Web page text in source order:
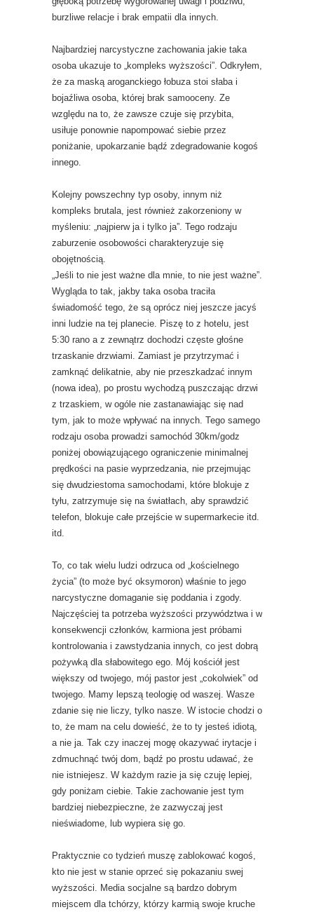
burzliwe relacje i brak empatii dla innych.
Najbardziej narcystyczne zachowania jakie taka
osoba ukazuje to „kompleks wyższości”. Odkryłem,
że za maską aroganckiego łobuza stoi słaba i
bojaźliwa osoba, której brak samooceny. Ze
względu na to, że zawsze czuje się przybita,
usiłuje ponownie napompować siebie przez
poniżanie, upokarzanie bądź zdegradowanie kogoś
innego.
Kolejny powszechny typ osoby, innym niż
kompleks brutala, jest również zakorzeniony w
myśleniu: „najpierw ja i tylko ja”. Tego rodzaju
zaburzenie osobowości charakteryzuje się
obojętnością.
„Jeśli to nie jest ważne dla mnie, to nie jest ważne”.
Wygląda to tak, jakby taka osoba traciła
świadomość tego, że są oprócz niej jeszcze jacyś
inni ludzie na tej planecie. Piszę to z hotelu, jest
5:30 rano a z zewnątrz dochodzi częste głośne
trzaskanie drzwiami. Zamiast je przytrzymać i
zamknąć delikatnie, aby nie przeszkadzać innym
(nowa idea), po prostu wychodzą puszczając drzwi
z trzaskiem, w ogóle nie zastanawiając się nad
tym, jak to może wpływać na innych. Tego samego
rodzaju osoba prowadzi samochód 30km/godz
poniżej obowiązującego ograniczenie minimalnej
prędkości na pasie wyprzedzania, nie przejmując
się dwudziestoma samochodami, które blokuje z
tyłu, zatrzymuje się na światłach, aby sprawdzić
telefon, blokuje całe przejście w supermarkecie itd.
itd.
To, co tak wielu ludzi odrzuca od „kościelnego
życia” (to może być oksymoron) właśnie to jego
narcystyczne domaganie się poddania i zgody.
Najczęściej ta potrzeba wyższości przywództwa i w
konsekwencji członków, karmiona jest próbami
kontrolowania i zawstydzania innych, co jest dobrą
pożywką dla słabowitego ego. Mój kościół jest
większy od twojego, mój pastor jest „cokolwiek” od
twojego. Mamy lepszą teologię od waszej. Wasze
zdanie się nie liczy, tylko nasze. W istocie chodzi o
to, że mam na celu dowieść, że to ty jesteś idiotą,
a nie ja. Tak czy inaczej mogę okazywać irytacje i
zdmuchnąć twój dom, bądź po prostu udawać, że
nie istniejesz. W każdym razie ja się czuję lepiej,
gdy poniżam ciebie. Takie zachowanie jest tym
bardziej niebezpieczne, że zazwyczaj jest
nieświadome, lub wypiera się go.
Praktycznie co tydzień muszę zablokować kogoś,
kto nie jest w stanie oprzeć się pokazaniu swej
wyższości. Media socjalne są bardzo dobrym
miejscem dla tchórzy, którzy karmią swoje kruche